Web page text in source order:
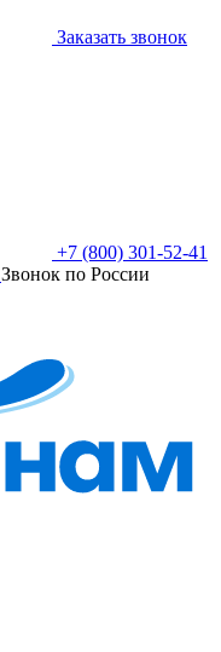
Заказать звонок
+7 (800) 301-52-41
Звонок по России